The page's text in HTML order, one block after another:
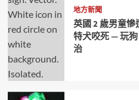
地方新聞
英國 2 歲男童
特犬咬死 — 玩
治